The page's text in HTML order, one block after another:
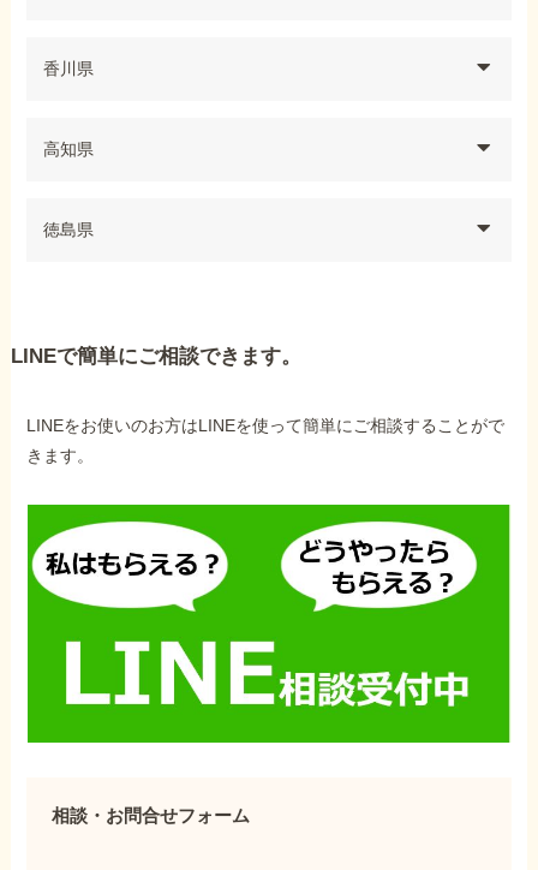
香川県
高知県
徳島県
LINEで簡単にご相談できます。
LINEをお使いのお方はLINEを使って簡単にご相談することがで
きます。
相談・お問合せフォーム